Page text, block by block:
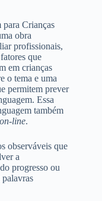
para Crianças
obra
profissionais,
que
em crianças
o tema e uma
permitem prever
Essa
também
on-line.
observáveis que
a
progresso ou
palavras